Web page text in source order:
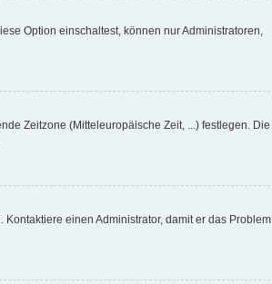
Option einschaltest, können nur Administratoren,
Zeitzone (Mitteleuropäische Zeit, ...) festlegen. Die
einen Administrator, damit er das Problem